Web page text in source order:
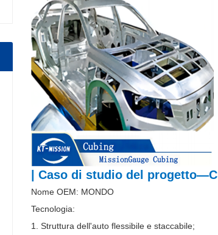
| Caso di studio del progetto—
Nome OEM: MONDO
Tecnologia:
1. Struttura dell'auto flessibile e staccabile;